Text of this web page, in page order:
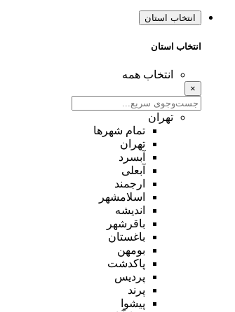
انتخاب استان
انتخاب استان
انتخاب همه
×
تهران
تمام شهر‌ها
تهران
آبسرد
آبعلی
ارجمند
اسلامشهر
اندیشه
باقرشهر
باغستان
بومهن
پاکدشت
پردیس
پرند
پیشوا